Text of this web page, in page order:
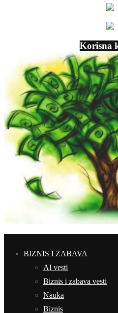
Korisna
BIZNIS I ZABAVA
AI vesti
Biznis i zabava vesti
Nauka
Biznis